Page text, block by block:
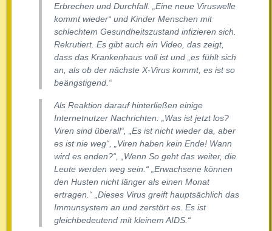
Erbrechen und Durchfall. „Eine neue Viruswelle
kommt wieder“ und Kinder Menschen mit
schlechtem Gesundheitszustand infizieren sich.
Rekrutiert. Es gibt auch ein Video, das zeigt,
dass das Krankenhaus voll ist und „es fühlt sich
an, als ob der nächste X-Virus kommt, es ist so
beängstigend.“
Als Reaktion darauf hinterließen einige
Internetnutzer Nachrichten: „Was ist jetzt los?
Viren sind überall“, „Es ist nicht wieder da, aber
es ist nie weg“, „Viren haben kein Ende! Wann
wird es enden?“, „Wenn So geht das weiter, die
Leute werden weg sein.“ „Erwachsene können
den Husten nicht länger als einen Monat
ertragen.“ „Dieses Virus greift hauptsächlich das
Immunsystem an und zerstört es. Es ist
gleichbedeutend mit kleinem AIDS.“